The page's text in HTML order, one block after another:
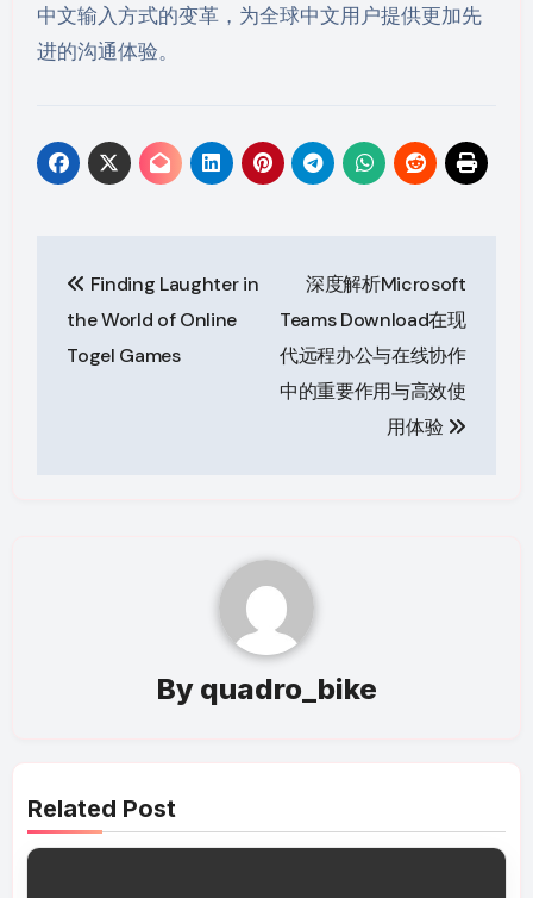
中文输入方式的变革，为全球中文用户提供更加先
进的沟通体验。
navigation
Finding Laughter in
the World of Online
Togel Games
深度解析Microsoft
Teams Download在现
代远程办公与在线协作
中的重要作用与高效使
用体验
By quadro_bike
Related Post